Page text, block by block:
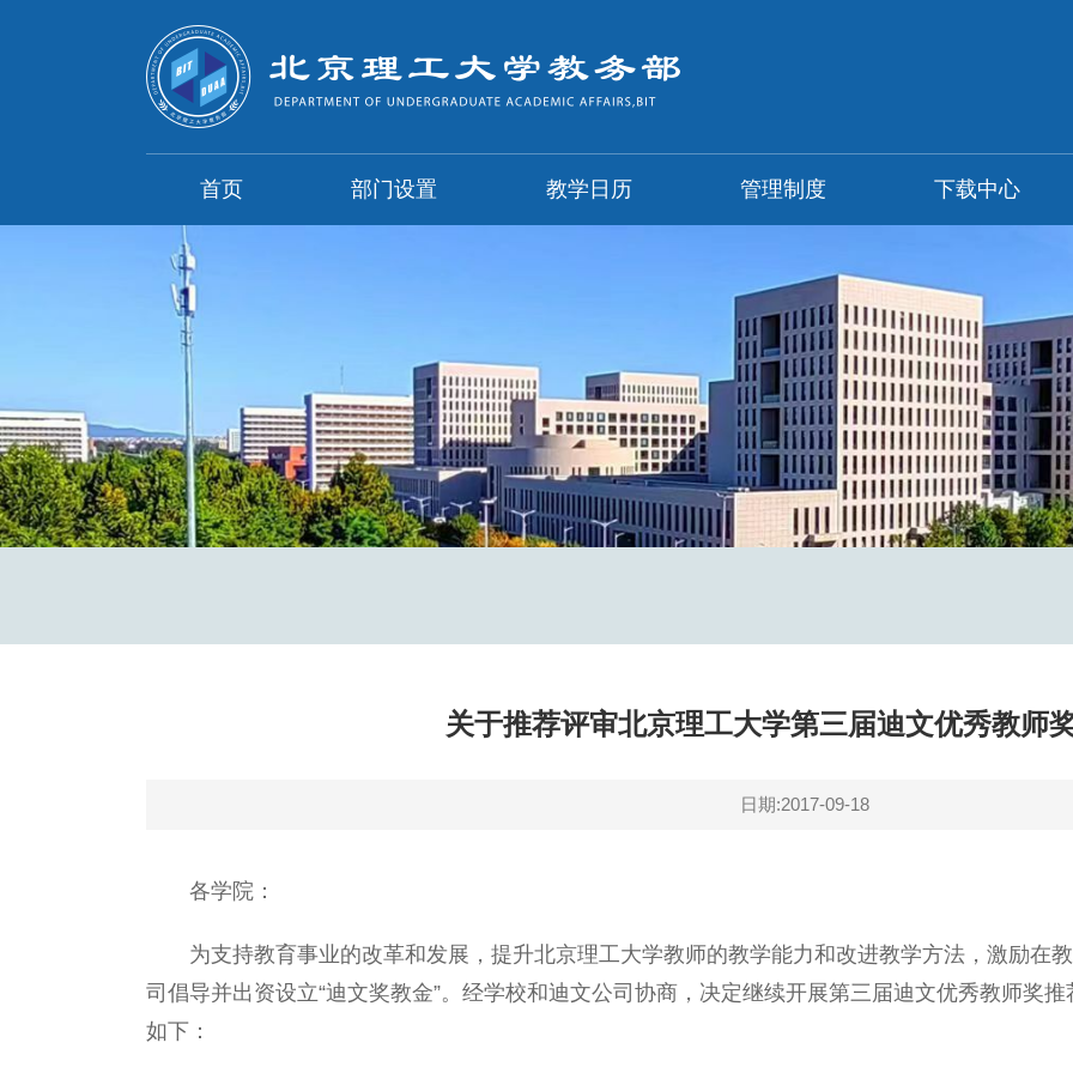
首页 部门设置 教学日历 管理制度 下载中心
关于推荐评审北京理工大学第三届迪文优秀教师
日期:2017-09-18
各学院：
为支持教育事业的改革和发展，提升北京理工大学教师的教学能力和改进教学方法，激励在
司倡导并出资设立“迪文奖教金”。经学校和迪文公司协商，决定继续开展第三届迪文优秀教师奖
如下：